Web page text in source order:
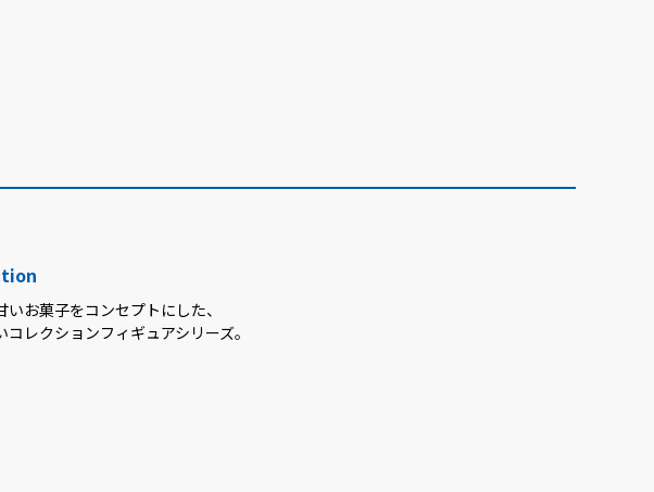
お菓子をコンセプトにした、
レクションフィギュアシリーズ。